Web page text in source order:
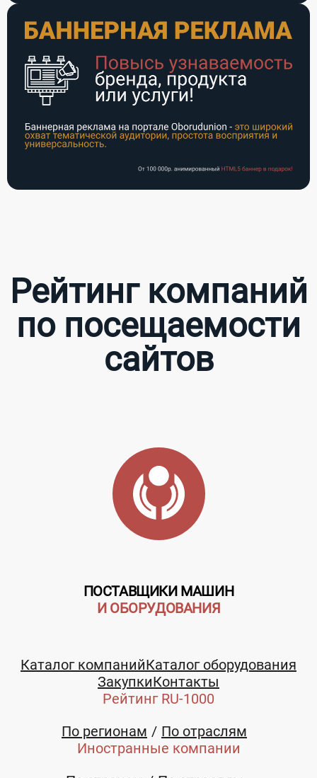
Рейтинг компаний
по посещаемости
сайтов
ПОСТАВЩИКИ МАШИН
И ОБОРУДОВАНИЯ
Каталог компанийКаталог оборудования
ЗакупкиКонтакты
Рейтинг RU-1000
По регионам
По отраслям
Иностранные компании